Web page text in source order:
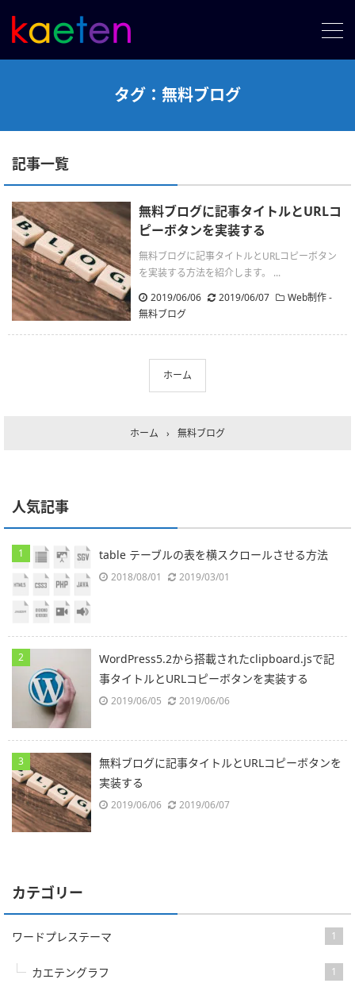
タグ：無料ブログ
記事一覧
無料ブログに記事タイトルとURLコ
ピーボタンを実装する
無料ブログに記事タイトルとURLコピーボタン
を実装する方法を紹介します。 ...
2019/06/06
2019/06/07
Web制作 -
無料ブログ
ホーム
ホーム › 無料ブログ
人気記事
table テーブルの表を横スクロールさせる方法
2018/08/01 2019/03/01
WordPress5.2から搭載されたclipboard.jsで記
事タイトルとURLコピーボタンを実装する
2019/06/05 2019/06/06
無料ブログに記事タイトルとURLコピーボタンを
実装する
2019/06/06 2019/06/07
カテゴリー
ワードプレステーマ 1
カエテングラフ 1